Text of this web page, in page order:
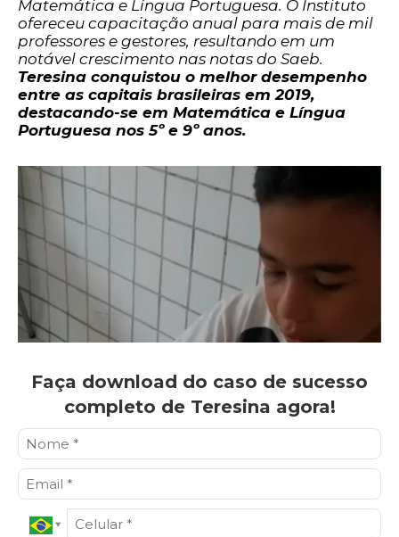
Matemática e Língua Portuguesa. O Instituto
ofereceu capacitação anual para mais de mil
professores e gestores, resultando em um
notável crescimento nas notas do Saeb.
Teresina conquistou o melhor desempenho
entre as capitais brasileiras em 2019,
destacando-se em Matemática e Língua
Portuguesa nos 5º e 9º anos.
Faça download do caso de sucesso
completo de Teresina agora!